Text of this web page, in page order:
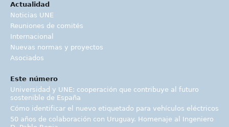
Actualidad
Noticias UNE
Reuniones de comités
Internacional
Nuevas normas y proyectos
Asociados
Este número
Universidad y UNE: cooperación que contribuye al futuro
sostenible de España
Cómo identificar el nuevo etiquetado para vehículos eléctricos
50 años de colaboración con Uruguay. Homenaje al Ingeniero